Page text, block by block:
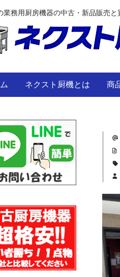
業務用厨房機器の中古・新品販売と
ネクスト厨機とは 商